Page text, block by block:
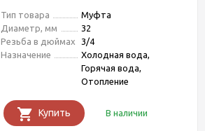
Тип товара
Муфта
Диаметр, мм
32
Резьба в дюймах
3/4
Назначение
Холодная вода,
Горячая вода,
Отопление
Купить В наличии